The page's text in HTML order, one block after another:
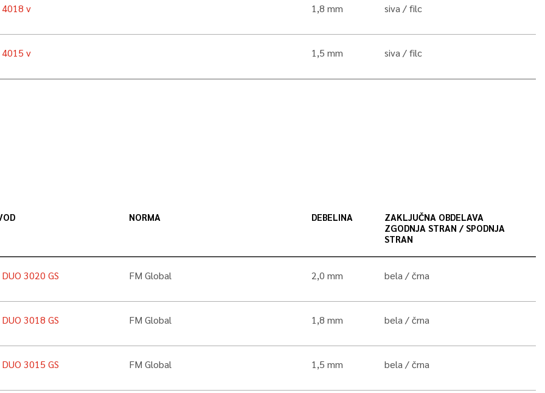
v 1,8 mm siva filc
v 1,5 mm siva filc
NORMA DEBELINA
ZAKLJUČNA OBDELAVA
ZGODNJA STRAN / SPODNJA
STRAN
3020 GS FM Global 2,0 mm bela črna
3018 GS FM Global 1,8 mm bela črna
3015 GS FM Global 1,5 mm bela črna